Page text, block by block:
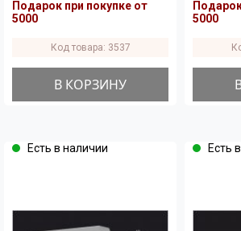
Подарок при покупке от
5000
Код товара: 3537
В КОРЗИНУ
5000
Есть в наличии Есть